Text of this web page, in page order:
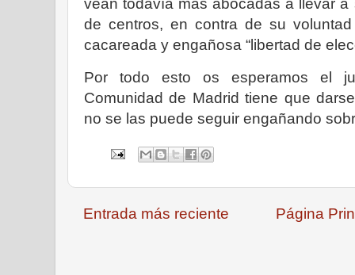
vean todavía más abocadas a llevar
de centros, en contra de su
cacareada y engañosa “libertad de
Por todo esto os esperamos el
Comunidad de Madrid tiene que
no se las puede seguir engañando
Entrada más reciente Página